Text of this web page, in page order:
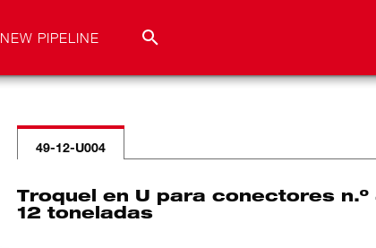
NEW PIPELINE
49-12-U004
Troquel en U para conectores n.º
12 toneladas